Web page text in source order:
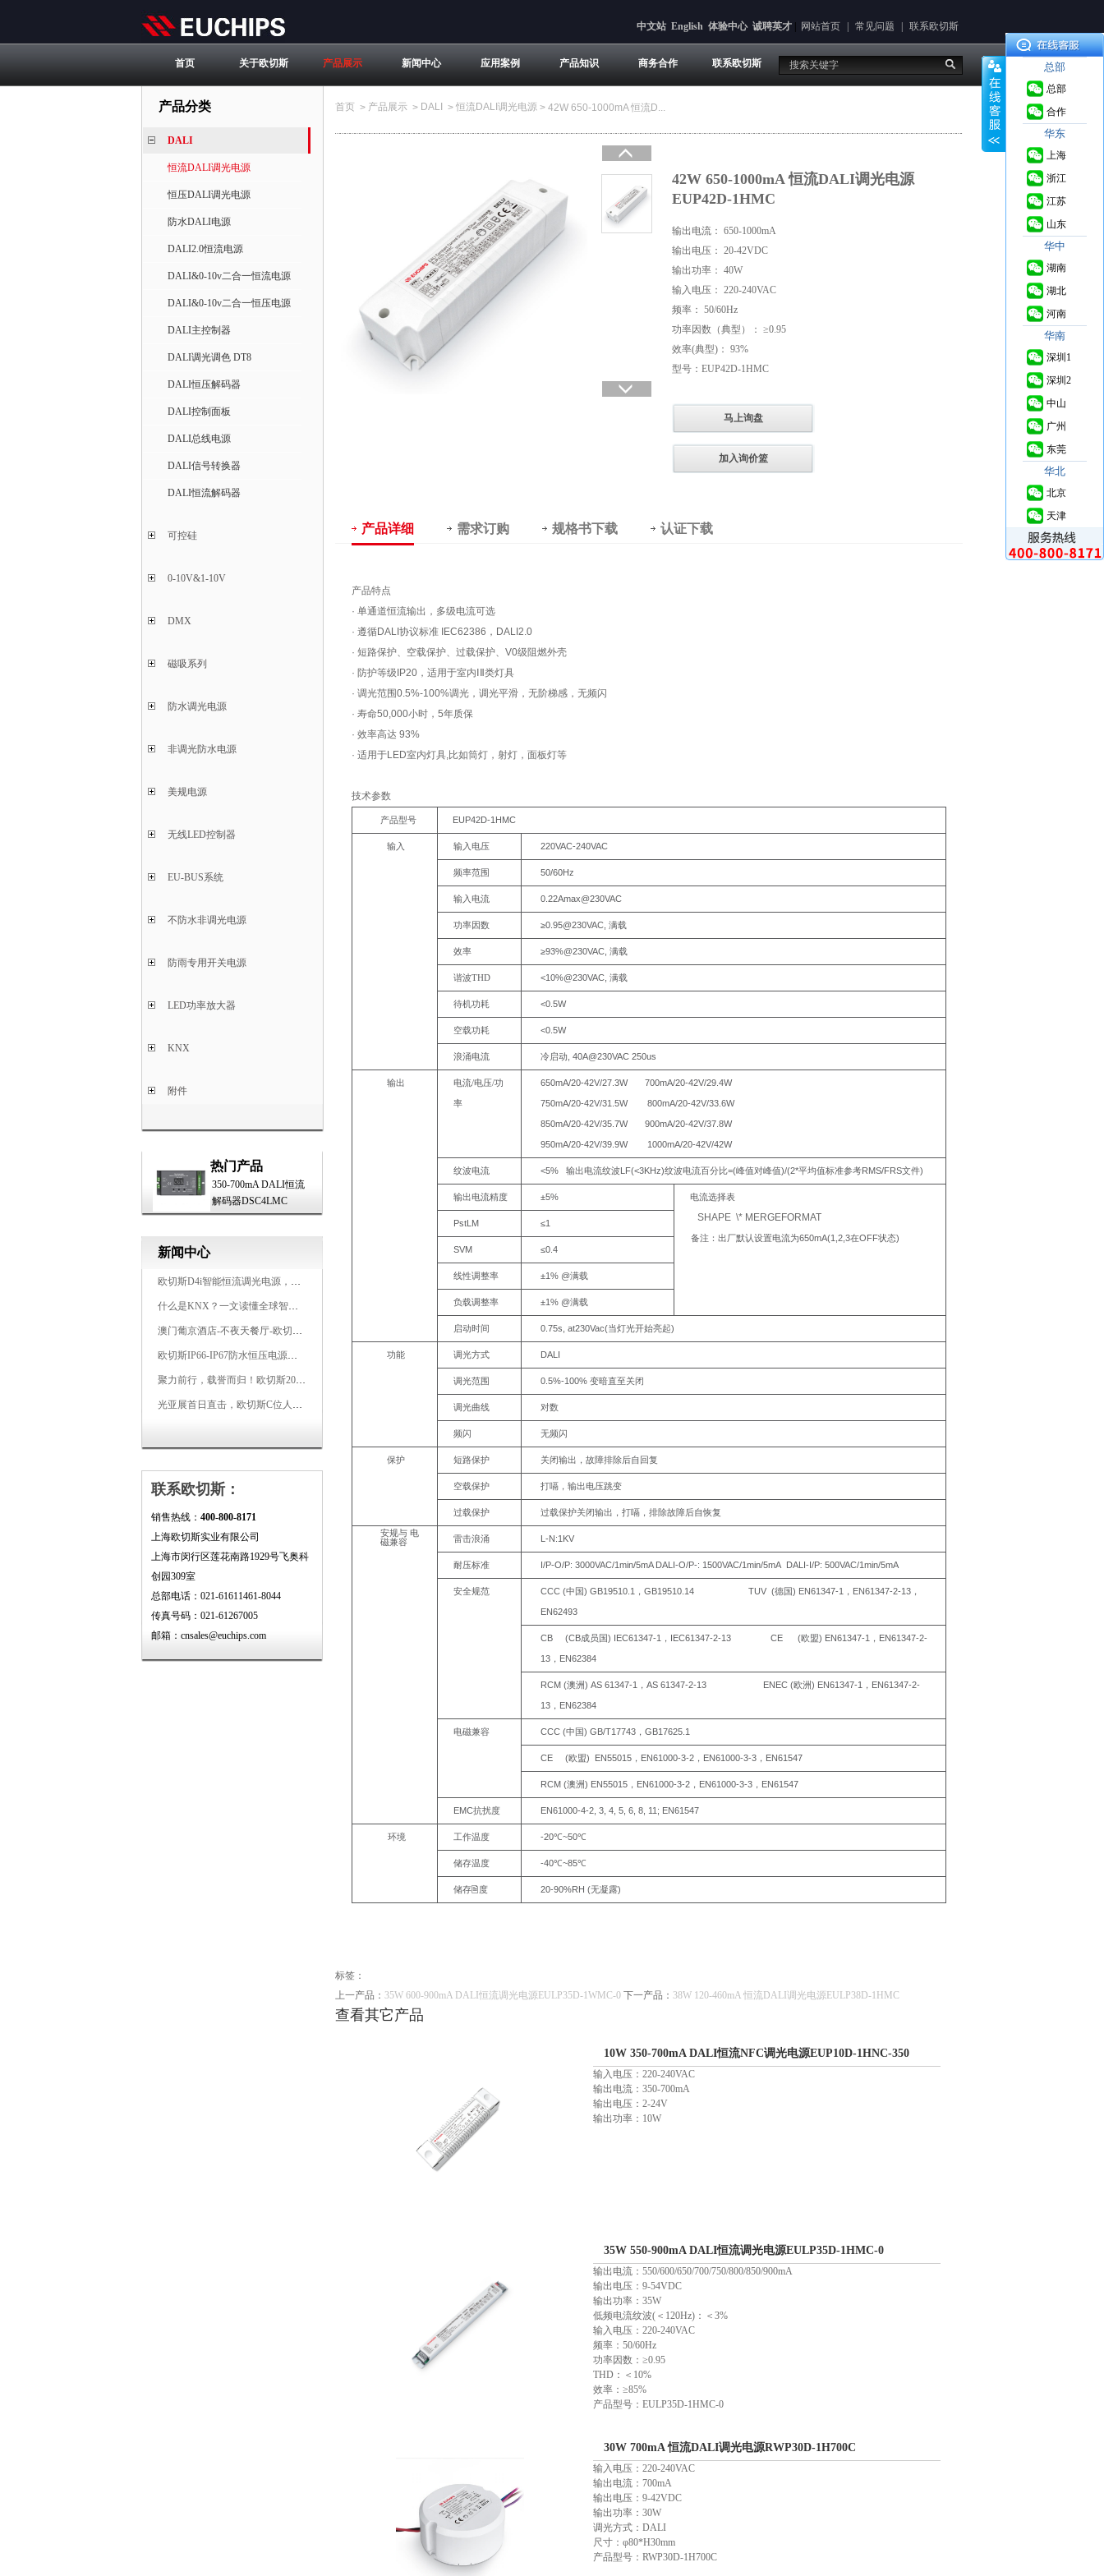
中文站 English 体验中心 诚聘英才 网站首页 常见问题 联系欧切斯
首页 关于欧切斯 产品展示 新闻中心 应用案例 产品知识 商务合作 联系欧切斯
产品分类
DALI
恒流DALI调光电源
恒压DALI调光电源
防水DALI电源
DALI2.0恒流电源
DALI&0-10v二合一恒流电源
DALI&0-10v二合一恒压电源
DALI主控制器
DALI调光调色 DT8
DALI恒压解码器
DALI控制面板
DALI总线电源
DALI信号转换器
DALI恒流解码器
可控硅
0-10V&1-10V
DMX
磁吸系列
防水调光电源
非调光防水电源
美规电源
无线LED控制器
EU-BUS系统
不防水非调光电源
防雨专用开关电源
LED功率放大器
KNX
附件
热门产品
350-700mA DALI恒流
解码器DSC4LMC
新闻中心
欧切斯D4i智能恒流调光电源，引领未来照明生态
什么是KNX？一文读懂全球智能建筑控制标准
澳门葡京酒店-不夜天餐厅-欧切斯KNX智能控制系统打造高端智慧空间
欧切斯IP66-IP67防水恒压电源，无惧风雨，智稳如一
聚力前行，载誉而归！欧切斯2026光亚展完美收官
光亚展首日直击，欧切斯C位人气爆棚-双奖加冕，实力再出圈
联系欧切斯：
销售热线： 400-800-8171
上海欧切斯实业有限公司
上海市闵行区莲花南路1929号飞奥科
创园309室
总部电话：021-61611461-8044
传真号码：021-61267005
邮箱：cnsales@euchips.com
首页 > 产品展示 > DALI > 恒流DALI调光电源 > 42W 650-1000mA 恒流D...
42W 650-1000mA 恒流DALI调光电源
EUP42D-1HMC
输出电流： 650-1000mA
输出电压： 20-42VDC
输出功率： 40W
输入电压： 220-240VAC
频率： 50/60Hz
功率因数（典型）： ≥0.95
效率(典型)： 93%
型号：EUP42D-1HMC
马上询盘
加入询价篮
产品详细 需求订购 规格书下载 认证下载
产品特点
· 单通道恒流输出，多级电流可选
· 遵循DALI协议标准 IEC62386，DALI2.0
· 短路保护、空载保护、过载保护、V0级阻燃外壳
· 防护等级IP20，适用于室内ⅠⅡ类灯具
· 调光范围0.5%-100%调光，调光平滑，无阶梯感，无频闪
· 寿命50,000小时，5年质保
· 效率高达 93%
· 适用于LED室内灯具,比如筒灯，射灯，面板灯等
技术参数
产品型号 EUP42D-1HMC
输入 输入电压 220VAC-240VAC
频率范围 50/60Hz
输入电流 0.22Amax@230VAC
功率因数 ≥0.95@230VAC, 满载
效率 ≥93%@230VAC, 满载
谐波THD <10%@230VAC, 满载
待机功耗 <0.5W
空载功耗 <0.5W
浪涌电流 冷启动 40A@230VAC 250us
输出 电流/电压/功
率
650mA/20-42V/27.3W 700mA/20-42V/29.4W
750mA/20-42V/31.5W 800mA/20-42V/33.6W
850mA/20-42V/35.7W 900mA/20-42V/37.8W
950mA/20-42V/39.9W 1000mA/20-42V/42W
纹波电流 <5% 输出电流纹波LF(<3KHz)纹波电流百分比=(峰值对峰值)/(2*平均值标准参考RMS/FRS文件)
输出电流精度 ±5% 电流选择表
SHAPE \* MERGEFORMAT
备注：出厂默认设置电流为650mA(1,2,3在OFF状态)
PstLM ≤1
SVM ≤0.4
线性调整率 ±1% @满载
负载调整率 ±1% @满载
启动时间 0.75s, at230Vac(当灯光开始亮起)
功能 调光方式 DALI
调光范围 0.5%-100% 变暗直至关闭
调光曲线 对数
频闪 无频闪
保护 短路保护 关闭输出，故障排除后自回复
空载保护 打嗝，输出电压跳变
过载保护 过载保护关闭输出，打嗝，排除故障后自恢复
安规与 电
磁兼容
雷击浪涌 L-N:1KV
耐压标准 I/P-O/P: 3000VAC/1min/5mA DALI-O/P-: 1500VAC/1min/5mA DALI-I/P: 500VAC/1min/5mA
安全规范 CCC (中国) GB19510.1 ， GB19510.14 TUV (德国) EN61347-1 ， EN61347-2-13，
EN62493
CB (CB成员国) IEC61347-1 ， IEC61347-2-13 CE (欧盟) EN61347-1 ， EN61347-2-
13， EN62384
RCM (澳洲) AS 61347-1 ， AS 61347-2-13 ENEC (欧洲) EN61347-1 ， EN61347-2-
13， EN62384
电磁兼容 CCC (中国) GB/T17743， GB17625.1
CE (欧盟) EN55015， EN61000-3-2， EN61000-3-3， EN61547
RCM (澳洲) EN55015， EN61000-3-2， EN61000-3-3， EN61547
EMC抗扰度 EN61000-4-2, 3, 4, 5, 6, 8, 11; EN61547
环境 工作温度 -20℃~50℃
储存温度 -40℃~85℃
储存🗎 度 20-90%RH (无凝露)
标签：
上一产品： 35W 600-900mA DALI恒流调光电源EULP35D-1WMC-0 下一产品： 38W 120-460mA 恒流DALI调光电源EULP38D-1HMC
查看其它产品
10W 350-700mA DALI恒流NFC调光电源EUP10D-1HNC-350
输入电压：220-240VAC
输出电流：350-700mA
输出电压：2-24V
输出功率：10W
35W 550-900mA DALI恒流调光电源EULP35D-1HMC-0
输出电流：550/600/650/700/750/800/850/900mA
输出电压：9-54VDC
输出功率：35W
低频电流纹波(＜120Hz)：＜3%
输入电压：220-240VAC
频率：50/60Hz
功率因数：≥0.95
THD：＜10%
效率：≥85%
产品型号：EULP35D-1HMC-0
30W 700mA 恒流DALI调光电源RWP30D-1H700C
输入电压：220-240VAC
输出电流：700mA
输出电压：9-42VDC
输出功率：30W
调光方式：DALI
尺寸：φ80*H30mm
产品型号：RWP30D-1H700C
总部
总部
合作
华东
上海
浙江
江苏
山东
华中
湖南
湖北
河南
华南
深圳1
深圳2
中山
广州
东莞
华北
北京
天津